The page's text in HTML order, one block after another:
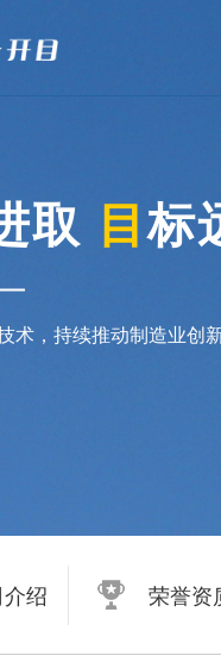
取 目标
术，持续推动制造业创
绍 荣誉资